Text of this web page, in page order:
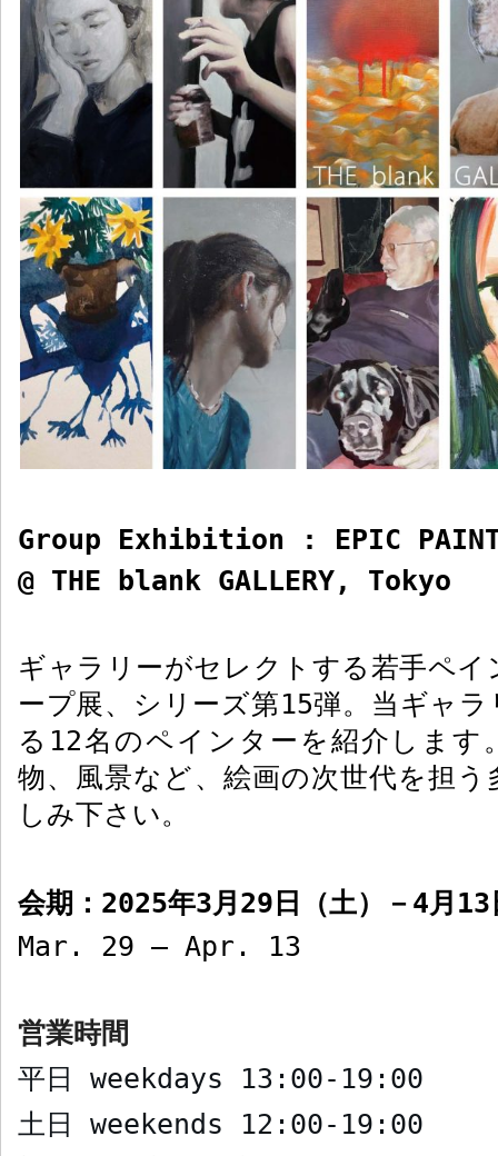
Group Exhibition : EPIC
@ THE blank GALLERY, Tokyo
ギャラリーがセレクトする若手ペ
ープ展、シリーズ第15弾。当ギャ
る 12名のペインターを紹介します
物、風景など、絵画の次世代を担
しみ下さい。
会期： 2025年3月 29 日（土）－ 4月 13
Mar. 29 – Apr. 13
営業時間
平日 weekdays
13:00-19:00
土日 weekends
12:00-19:00